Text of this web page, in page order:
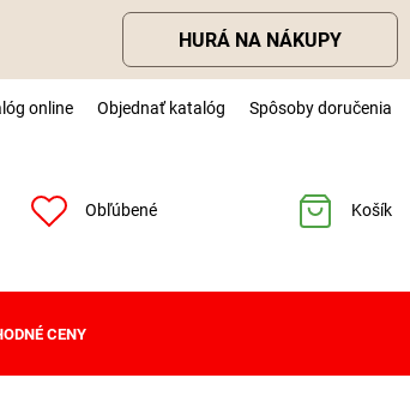
HURÁ NA NÁKUPY
online Objednať katalóg Spôsoby doručenia
Obľúbené Košík
CENY